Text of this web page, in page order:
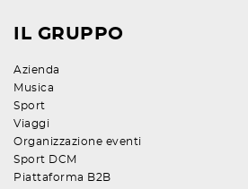
IL GRUPPO
Azienda
Musica
Sport
Viaggi
Organizzazione eventi
Sport DCM
Piattaforma B2B